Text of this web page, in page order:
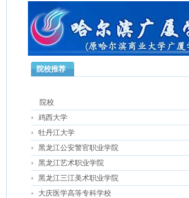
院校推荐
院校
鸡西大学
牡丹江大学
黑龙江公安警官职业学院
黑龙江艺术职业学院
黑龙江三江美术职业学院
大庆医学高等专科学校